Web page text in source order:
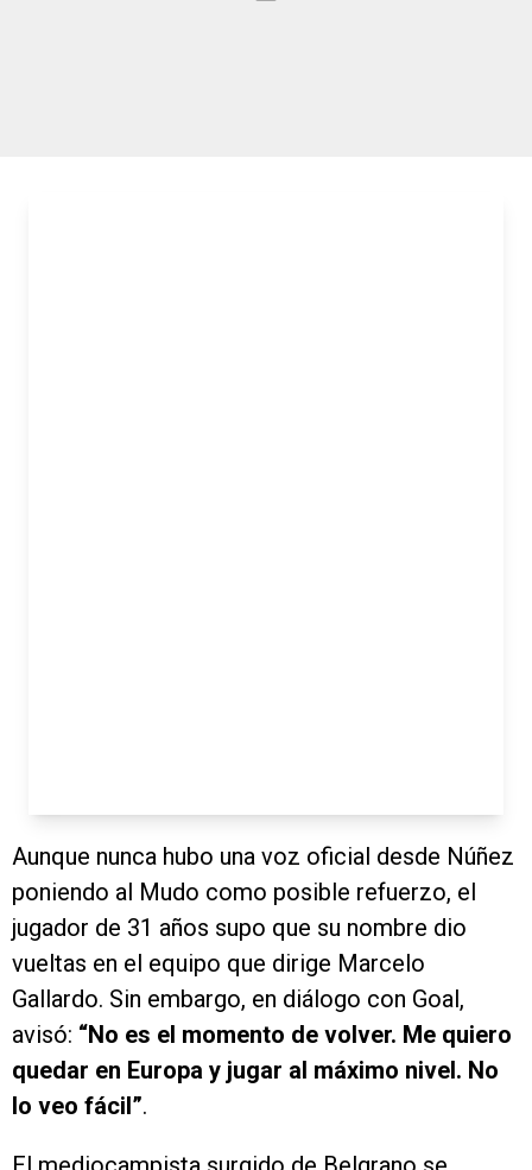
Aunque nunca hubo una voz oficial desde Núñez
poniendo al Mudo como posible refuerzo, el
jugador de 31 años supo que su nombre dio
vueltas en el equipo que dirige Marcelo
Gallardo. Sin embargo, en diálogo con Goal,
avisó: “No es el momento de volver. Me quiero
quedar en Europa y jugar al máximo nivel. No
lo veo fácil”.